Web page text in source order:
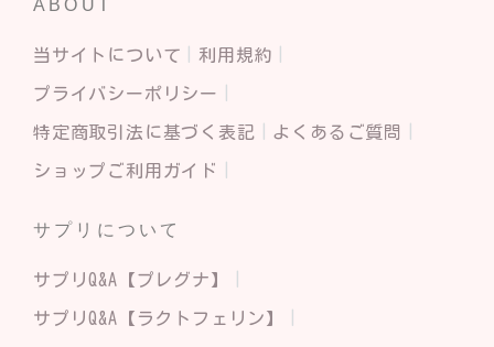
ABOUT
当サイトについて 利用規約
プライバシーポリシー
特定商取引法に基づく表記 よくあるご質問
ショップご利用ガイド
サプリについて
サプリQ&A【プレグナ】
サプリQ&A【ラクトフェリン】